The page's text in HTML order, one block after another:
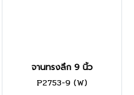
จานทรงลึก 9 นิ้ว
P2753-9 (W)